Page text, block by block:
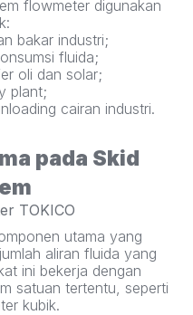
flowmeter digunakan
bakar industri;
fluida;
oli dan solar;
plant;
cairan industri.
pada Skid
TOKICO
utama yang
aliran fluida yang
ini bekerja dengan
satuan tertentu, seperti
kubik.